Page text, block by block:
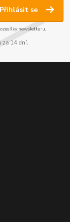
Přihlásit se
newsletteru.
za 14 dní.